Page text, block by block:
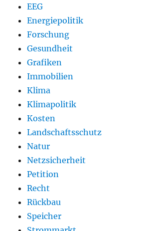
EEG
Energiepolitik
Forschung
Gesundheit
Grafiken
Immobilien
Klima
Klimapolitik
Kosten
Landschaftsschutz
Natur
Netzsicherheit
Petition
Recht
Rückbau
Speicher